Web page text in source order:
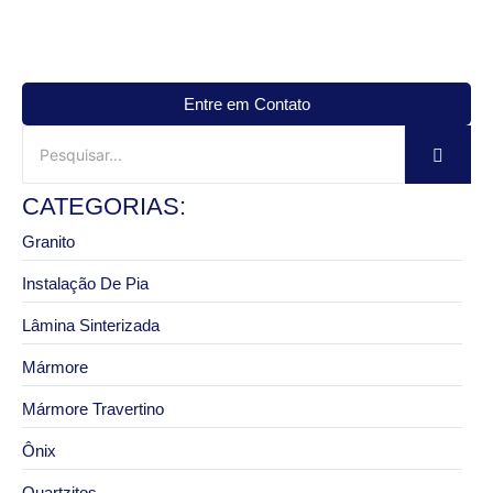
Entre em Contato
CATEGORIAS:
Granito
Instalação De Pia
Lâmina Sinterizada
Mármore
Mármore Travertino
Ônix